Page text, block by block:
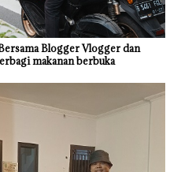
Blogger Vlogger dan
makanan berbuka